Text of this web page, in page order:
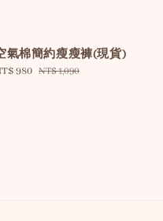
氣棉簡約瘦瘦褲(現貨)
980 Regular
NT$ 1,090